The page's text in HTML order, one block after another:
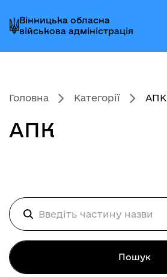
до
головного
меню
до
головного
вмісту
до
головного
колонтитула
Вінницька обласна
військова адміністрація
Головна Категорії АПК
АПК
Пошук